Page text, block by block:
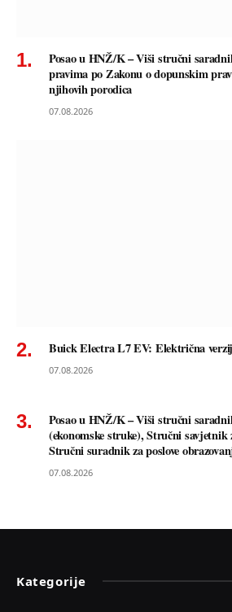
Posao u HNŽ/K – Viši stručni
pravima po Zakonu o dopunskim
njihovih porodica
07.08.2026
Buick Electra L7 EV: Električna
07.08.2026
Posao u HNŽ/K – Viši stručni
(ekonomske struke), Stručni savjetnik
Stručni suradnik za poslove
07.08.2026
Kategorije